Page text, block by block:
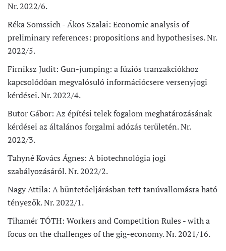
Nr. 2022/6.
Réka Somssich - Ákos Szalai: Economic analysis of
preliminary references: propositions and hypothesises. Nr.
2022/5.
Firniksz Judit: Gun-jumping: a fúziós tranzakciókhoz
kapcsolódóan megvalósuló információcsere versenyjogi
kérdései. Nr. 2022/4.
Butor Gábor: Az építési telek fogalom meghatározásának
kérdései az általános forgalmi adózás területén. Nr.
2022/3.
Tahyné Kovács Ágnes: A biotechnológia jogi
szabályozásáról. Nr. 2022/2.
Nagy Attila: A büntetőeljárásban tett tanúvallomásra ható
tényezők. Nr. 2022/1.
Tihamér TÓTH: Workers and Competition Rules - with a
focus on the challenges of the gig-economy. Nr. 2021/16.